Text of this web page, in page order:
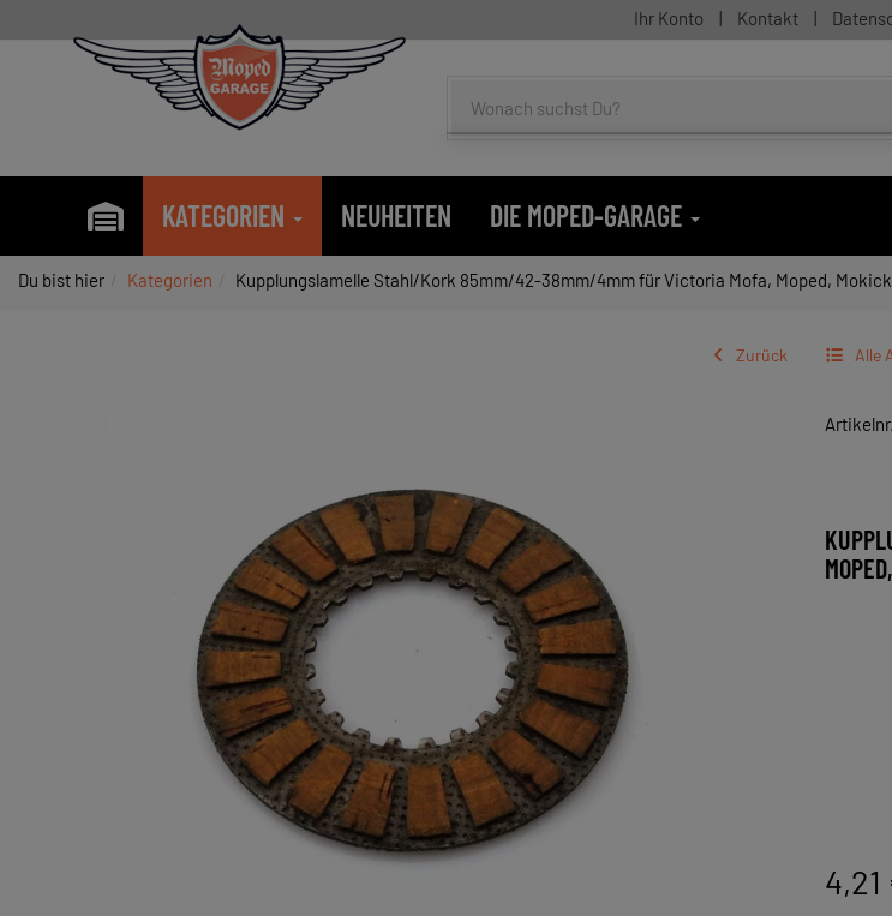
Ihr Konto | Kontakt |
KATEGORIEN NEUHEITEN DIE MOPED-GARAGE
Du bist hier Kategorien Kupplungslamelle Stahl/Kork 85mm/42-38mm/4mm für Victoria Mofa, Moped, Mokick
Zurück Alle
4,21